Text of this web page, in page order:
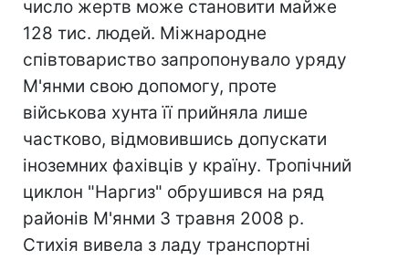
число жертв може становити майже
128 тис. людей. Міжнародне
співтовариство запропонувало уряду
М'янми свою допомогу, проте
військова хунта її прийняла лише
частково, відмовившись допускати
іноземних фахівців у країну. Тропічний
циклон "Наргиз" обрушився на ряд
районів М'янми 3 травня 2008 р.
Стихія вивела з ладу транспортні